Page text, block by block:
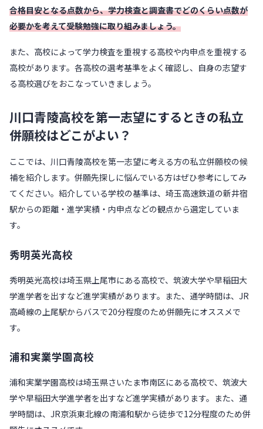
合格目安となる点数から、学力検査と調査書でどのくらい点数が
必要かを考えて受験勉強に取り組みましょう。
また、高校によって学力検査を重視する高校や内申点を重視する
高校があります。各高校の選考基準をよく確認し、自身の志望す
る高校選びをおこなっていきましょう。
川口青陵高校を第一志望にするときの私立
併願校はどこがよい？
ここでは、川口青陵高校を第一志望に考える方の私立併願校の候
補を紹介します。併願先探しに悩んでいる方はぜひ参考にしてみ
てください。紹介している学校の基準は、埼玉高速鉄道の新井宿
駅からの距離・進学実績・内申点などの観点から選定していま
す。
秀明英光高校
秀明英光高校は埼玉県上尾市にある高校で、筑波大学や早稲田大
学進学者を出すなど進学実績があります。また、通学時間は、JR
高崎線の上尾駅からバスで20分程度のため併願先にオススメで
す。
浦和実業学園高校
浦和実業学園高校は埼玉県さいたま市南区にある高校で、筑波大
学や早稲田大学進学者を出すなど進学実績があります。また、通
学時間は、JR京浜東北線の南浦和駅から徒歩で12分程度のため併